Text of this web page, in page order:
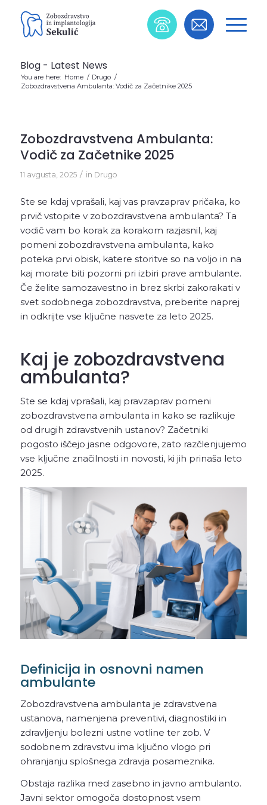
Blog - Latest News
You are here: Home / Drugo /
Zobozdravstvena Ambulanta: Vodič za Začetnike 2025
Zobozdravstvena Ambulanta:
Vodič za Začetnike 2025
11 avgusta, 2025 / in Drugo
Ste se kdaj vprašali, kaj vas pravzaprav pričaka, ko
prvič vstopite v zobozdravstvena ambulanta? Ta
vodič vam bo korak za korakom razjasnil, kaj
pomeni zobozdravstvena ambulanta, kako
poteka prvi obisk, katere storitve so na voljo in na
kaj morate biti pozorni pri izbiri prave ambulante.
Če želite samozavestno in brez skrbi zakorakati v
svet sodobnega zobozdravstva, preberite naprej
in odkrijte vse ključne nasvete za leto 2025.
Kaj je zobozdravstvena
ambulanta?
Ste se kdaj vprašali, kaj pravzaprav pomeni
zobozdravstvena ambulanta in kako se razlikuje
od drugih zdravstvenih ustanov? Začetniki
pogosto iščejo jasne odgovore, zato razčlenjujemo
vse ključne značilnosti in novosti, ki jih prinaša leto
2025.
Definicija in osnovni namen
ambulante
Zobozdravstvena ambulanta je zdravstvena
ustanova, namenjena preventivi, diagnostiki in
zdravljenju bolezni ustne votline ter zob. V
sodobnem zdravstvu ima ključno vlogo pri
ohranjanju splošnega zdravja posameznika.
Obstaja razlika med zasebno in javno ambulanto.
Javni sektor omogoča dostopnost vsem